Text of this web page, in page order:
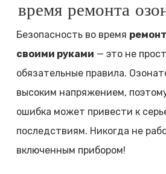
время ремонта
Безопасность во время
своими руками — это не
обязательные правила.
высоким напряжением,
ошибка может привести к
последствиям. Никогда не
включенным прибором!